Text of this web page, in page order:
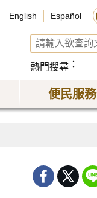
English Español
熱門搜尋
便民服務